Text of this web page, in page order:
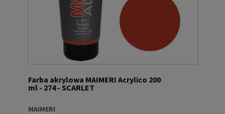
Farba akrylowa MAIMERI Acrylico 200
ml - 274 - SCARLET
MAIMERI